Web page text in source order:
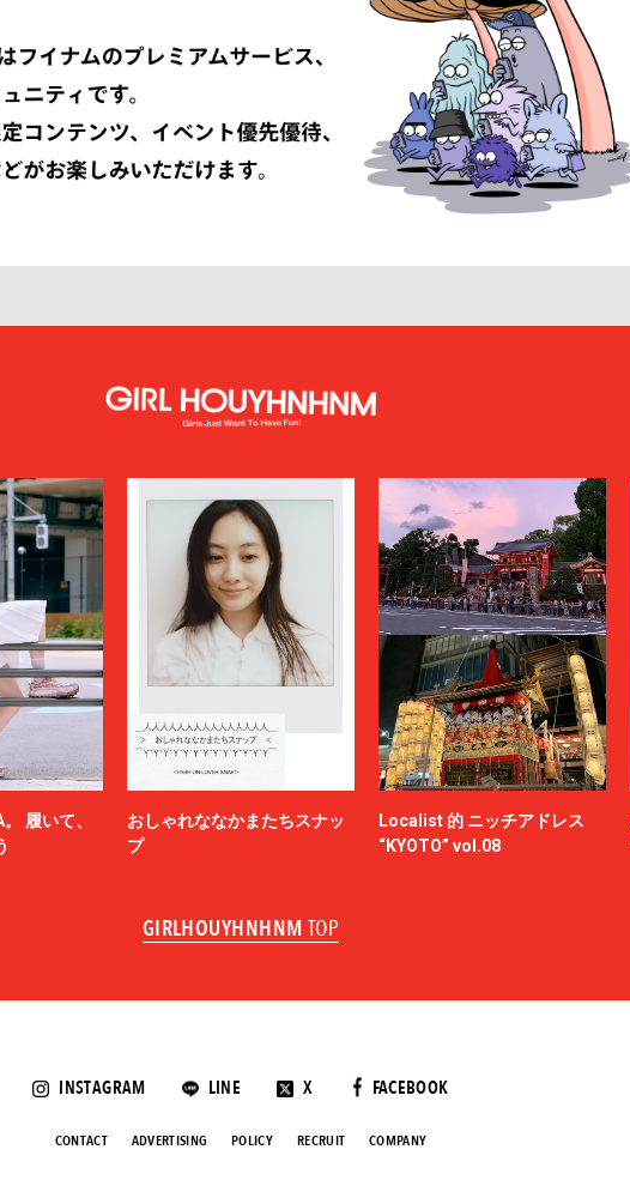
履いて、
おしゃれななかまたちスナッ
プ
Localist 的 ニッチアドレス
“KYOTO” vol.08
GIRLHOUYHNHNM TOP
INSTAGRAM LINE X FACEBOOK
CONTACT ADVERTISING POLICY RECRUIT COMPANY